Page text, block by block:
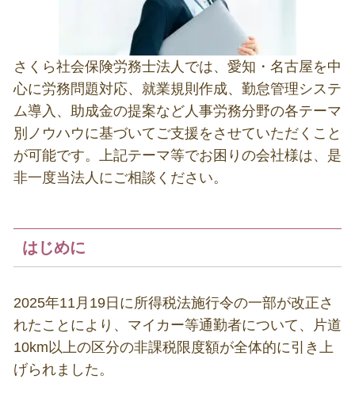
さくら社会保険労務士法人では、愛知・名古屋を中
心に労務問題対応、就業規則作成、勤怠管理システ
ム導入、助成金の提案など人事労務分野の各テーマ
別ノウハウに基づいてご支援をさせていただくこと
が可能です。上記テーマ等でお困りの会社様は、是
非一度当法人にご相談ください。
はじめに
2025年11月 19日に所得税法施行令の一部が改正さ
れたことにより、マイカー等通勤者について、片道
10km以上の区分の非課税限度額が全体的に引き上
げられました。